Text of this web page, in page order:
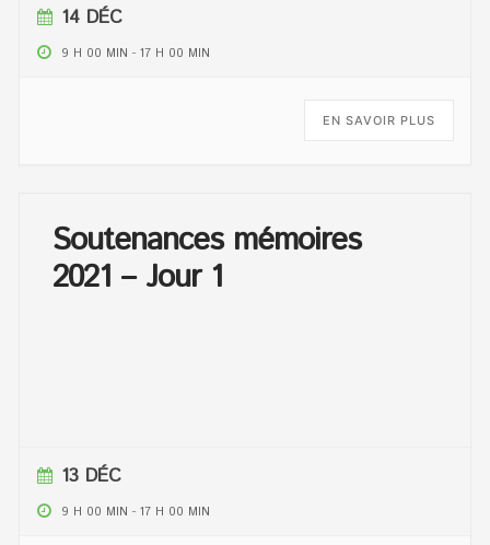
14 DÉC
9 H 00 MIN -17 H 00 MIN
EN SAVOIR PLUS
Soutenances mémoires
2021 – Jour 1
13 DÉC
9 H 00 MIN -17 H 00 MIN